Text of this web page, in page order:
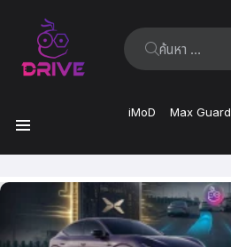
ค้นหา:
iMoD Max Guard
ล่าสุด